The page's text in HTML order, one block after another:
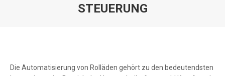
STEUERUNG
Die Automatisierung von Rolläden gehört zu den bedeutendsten